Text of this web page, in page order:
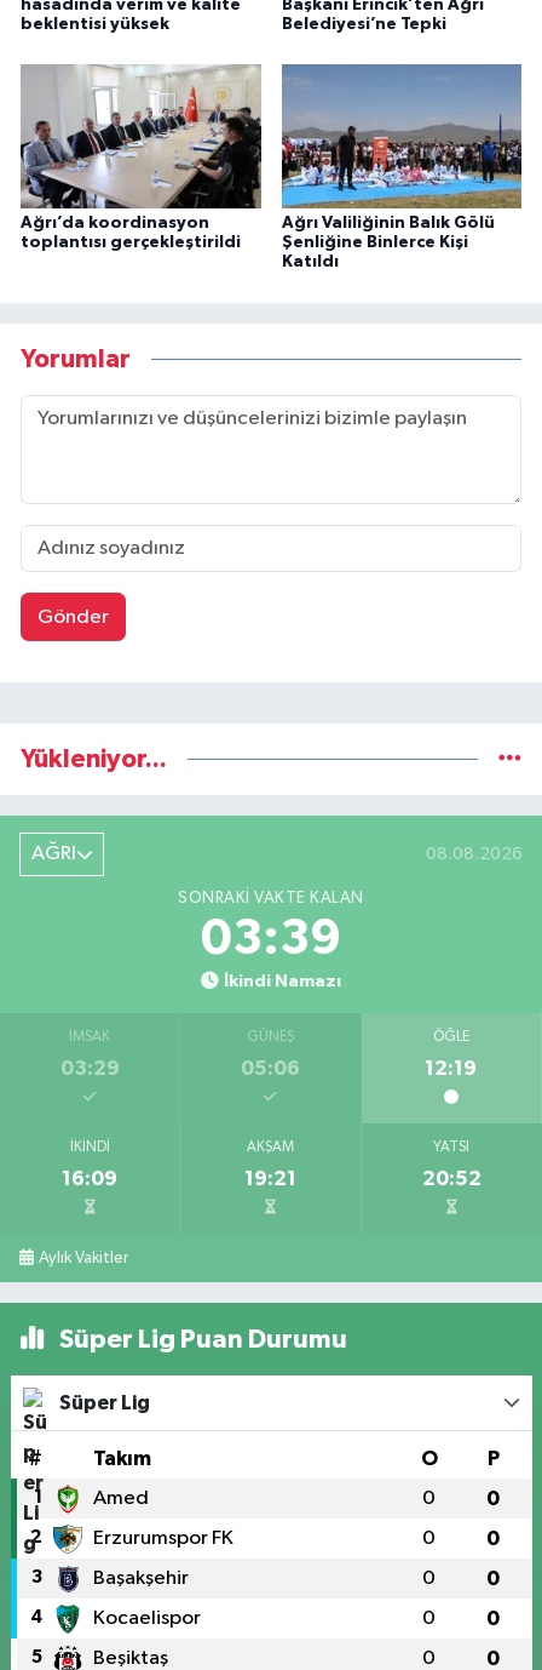
hasadında verim ve kalite
beklentisi yüksek
Başkanı Erincik’ten Ağrı
Belediyesi’ne Tepki
Ağrı’da koordinasyon
toplantısı gerçekleştirildi
Ağrı Valiliğinin Balık Gölü
Şenliğine Binlerce Kişi
Katıldı
Yorumlar
Gönder
Yükleniyor...
AĞRI 08.08.2026
SONRAKI VAKTE KALAN
03:38
İkindi Namazı
İMSAK
03:29
GÜNEŞ
05:06
ÖĞLE
12:19
İKINDI
16:09
AKŞAM
19:21
YATSI
20:52
Aylık Vakitler
Süper Lig Puan Durumu
Süper Lig
# Takım O P
1 Amed 0 0
2 Erzurumspor FK 0 0
3 Başakşehir 0 0
4 Kocaelispor 0 0
5 Beşiktaş 0 0